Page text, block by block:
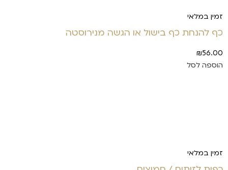
זמין במלאי
כף להנחת כף בישול או הגשה מנירוסטה
₪56.00
הוספה לסל
זמין במלאי